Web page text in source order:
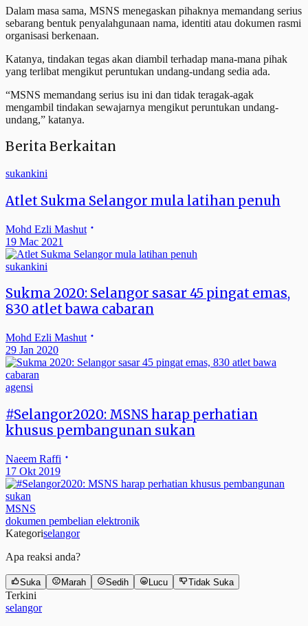
Dalam masa sama, MSNS menegaskan pihaknya memandang serius
sebarang bentuk penyalahgunaan nama, identiti atau dokumen rasmi
organisasi berkenaan.
Katanya, tindakan tegas akan diambil terhadap mana-mana pihak
yang terlibat mengikut peruntukan undang-undang sedia ada.
“MSNS memandang serius isu ini dan tidak teragak-agak
mengambil tindakan sewajarnya mengikut peruntukan undang-
undang,” katanya.
Berita Berkaitan
sukankini
Atlet Sukma Selangor mula latihan penuh
Mohd Ezli Mashut
19 Mac 2021
sukankini
Sukma 2020: Selangor sasar 45 pingat emas,
830 atlet bawa cabaran
Mohd Ezli Mashut
29 Jan 2020
agensi
#Selangor2020: MSNS harap perhatian
khusus pembangunan sukan
Naeem Raffi
17 Okt 2019
MSNS
dokumen pembelian elektronik
Kategoriselangor
Apa reaksi anda?
Suka Marah Sedih Lucu Tidak Suka
Terkini
selangor